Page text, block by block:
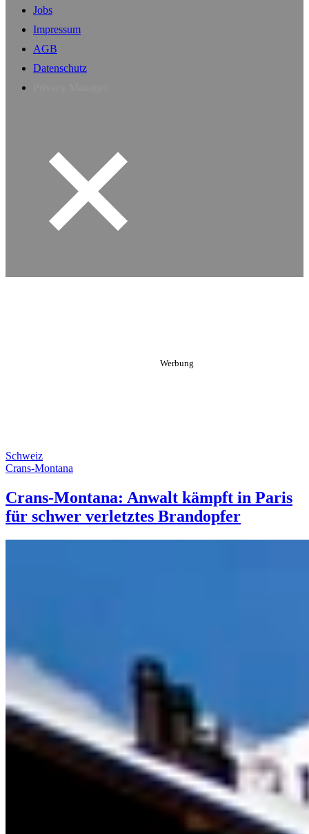
Jobs
Impressum
AGB
Datenschutz
Schweiz
Crans-Montana
Crans-Montana: Anwalt kämpft in Paris
für schwer verletztes Brandopfer